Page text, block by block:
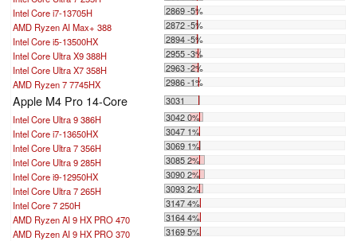
Intel Core i7-13705H
2869 -5%
AMD Ryzen AI Max+ 388
2872 -5%
Intel Core i5-13500HX
2894 -5%
Intel Core Ultra X9 388H
2955 -3%
Intel Core Ultra X7 358H
2963 -2%
AMD Ryzen 7 7745HX
2986 -1%
Apple M4 Pro 14-Core
3031
Intel Core Ultra 9 386H
3042 0%
Intel Core i7-13650HX
3047 1%
Intel Core Ultra 7 356H
3069 1%
Intel Core Ultra 9 285H
3085 2%
Intel Core i9-12950HX
3090 2%
Intel Core Ultra 7 265H
3093 2%
Intel Core 7 250H
3147 4%
AMD Ryzen AI 9 HX PRO 470
3164 4%
AMD Ryzen AI 9 HX PRO 370
3169 5%